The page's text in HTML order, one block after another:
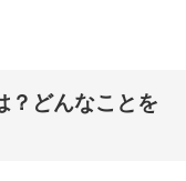
？どんなことを